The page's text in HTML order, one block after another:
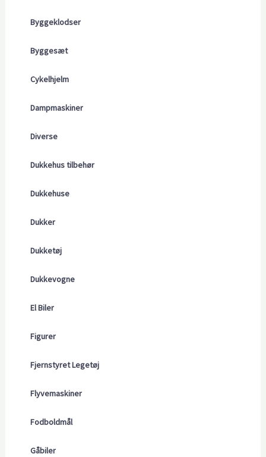
Byggeklodser
Byggesæt
Cykelhjelm
Dampmaskiner
Diverse
Dukkehus tilbehør
Dukkehuse
Dukker
Dukketøj
Dukkevogne
El Biler
Figurer
Fjernstyret Legetøj
Flyvemaskiner
Fodboldmål
Gåbiler